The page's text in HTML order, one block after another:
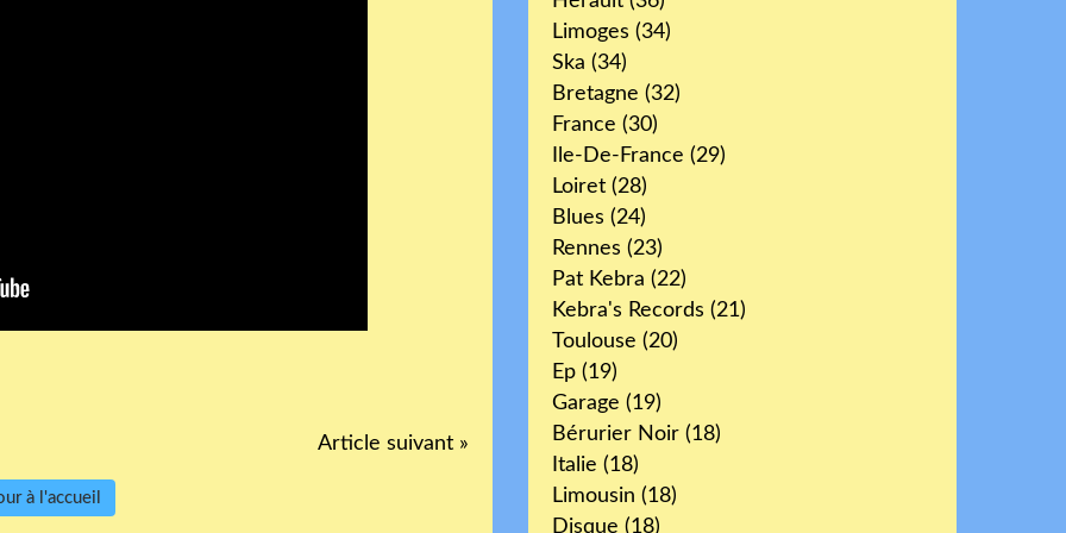
Article suivant »
à l'accueil
Limoges (34)
Ska (34)
Bretagne (32)
France (30)
Ile-De-France (29)
Loiret (28)
Blues (24)
Rennes (23)
Pat Kebra (22)
Kebra's Records (21)
Toulouse (20)
Ep (19)
Garage (19)
Bérurier Noir (18)
Italie (18)
Limousin (18)
Disque (18)